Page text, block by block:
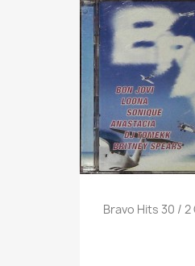

Bravo Hits 30 / 2